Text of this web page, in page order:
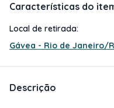
Características do
Local de retirada:
Gávea - Rio de Janeiro/
Descrição